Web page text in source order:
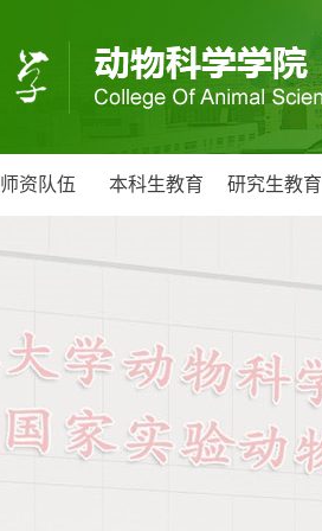
师资队伍 本科生教育 研究生教育